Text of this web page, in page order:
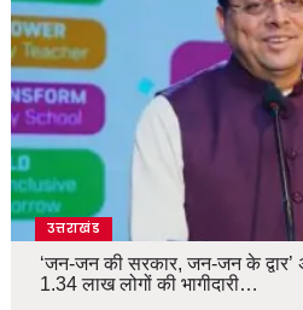
उत्तराखंड
‘जन-जन की सरकार, जन-जन के
1.34 लाख लोगों की भागीदारी…